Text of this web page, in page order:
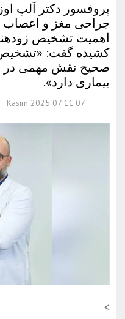
پروفسور دکتر آلپ
جراحی مغز و اعصاب
اهمیت تشخیص
کشیده گفت:
صحیح نقش مهمی در
بیماری دارد».
07 Kasım 2025 07:11
>